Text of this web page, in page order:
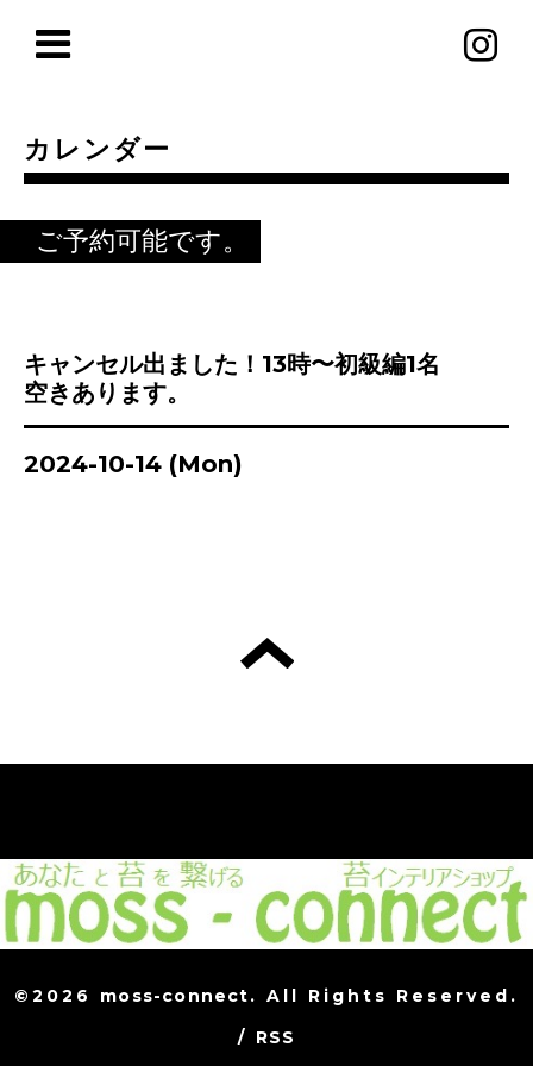
カレンダー
ご予約可能です。
キャンセル出ました！13時〜初級編1名
空きあります。
2024-10-14 (Mon)
©2026 moss-connect. All Rights Reserved.
/ RSS